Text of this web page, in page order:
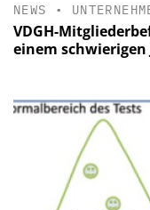
NEWS •
VDGH-
einem schwierigen